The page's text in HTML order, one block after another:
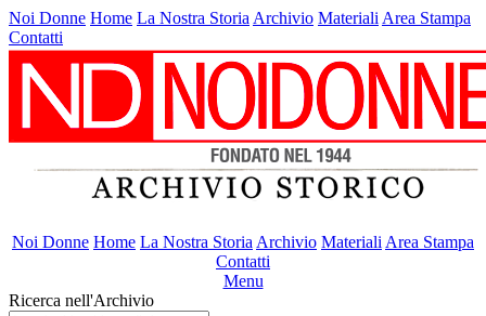
Noi Donne Home La Nostra Storia Archivio Materiali Area Stampa
Contatti
Noi Donne Home La Nostra Storia Archivio Materiali Area Stampa
Contatti
Menu
Ricerca nell'Archivio